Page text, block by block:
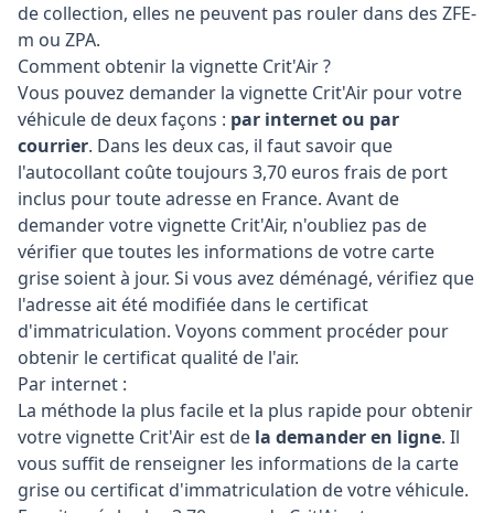
de collection, elles ne peuvent pas rouler dans des ZFE-
m ou ZPA.
Comment obtenir la vignette Crit'Air ?
Vous pouvez demander la vignette Crit'Air pour votre
véhicule de deux façons : par internet ou par
courrier. Dans les deux cas, il faut savoir que
l'autocollant coûte toujours 3,70 euros frais de port
inclus pour toute adresse en France. Avant de
demander votre vignette Crit'Air, n'oubliez pas de
vérifier que toutes les informations de votre carte
grise soient à jour. Si vous avez déménagé, vérifiez que
l'adresse ait été modifiée dans le certificat
d'immatriculation. Voyons comment procéder pour
obtenir le certificat qualité de l'air.
Par internet :
La méthode la plus facile et la plus rapide pour obtenir
votre vignette Crit'Air est de la demander en ligne. Il
vous suffit de renseigner les informations de la carte
grise ou certificat d'immatriculation de votre véhicule.